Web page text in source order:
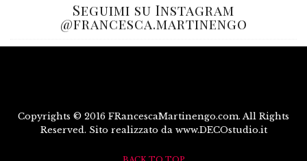
Seguimi su Instagram
@francesca.martinengo
Copyrights © 2016 FRancescaMartinengo.com. All Rights
Reserved. Sito realizzato da www.DECOstudio.it